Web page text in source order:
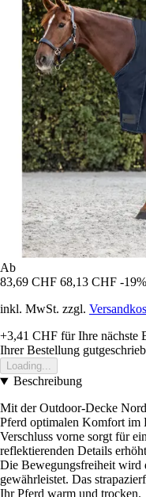
Ab
83,69 CHF 68,13 CHF -19%
inkl. MwSt. zzgl.
+3,41 CHF für Ihre nächste
Ihrer Bestellung
Loading...
Beschreibung
Mit der Outdoor-Decke
Pferd optimalen Komfort im
Verschluss vorne sorgt für
reflektierenden Details
Die Bewegungsfreiheit wird
gewährleistet. Das
Ihr Pferd warm und trocken.